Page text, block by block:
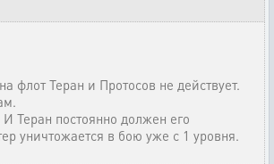
флот Теран и Протосов не действует.
Теран постоянно должен его
уничтожается в бою уже с 1 уровня.